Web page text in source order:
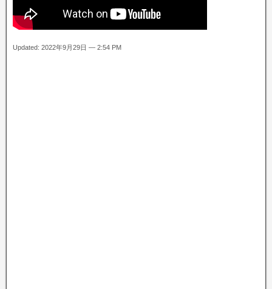
Updated: 2022年9月29日 — 2:54 PM